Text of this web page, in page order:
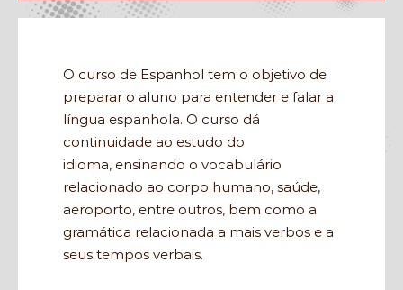
O curso de Espanhol tem o objetivo de
preparar o aluno para entender e falar a
língua espanhola. O curso dá
continuidade ao estudo do
idioma, ensinando o vocabulário
relacionado ao corpo humano, saúde,
aeroporto, entre outros, bem como a
gramática relacionada a mais verbos e a
seus tempos verbais.